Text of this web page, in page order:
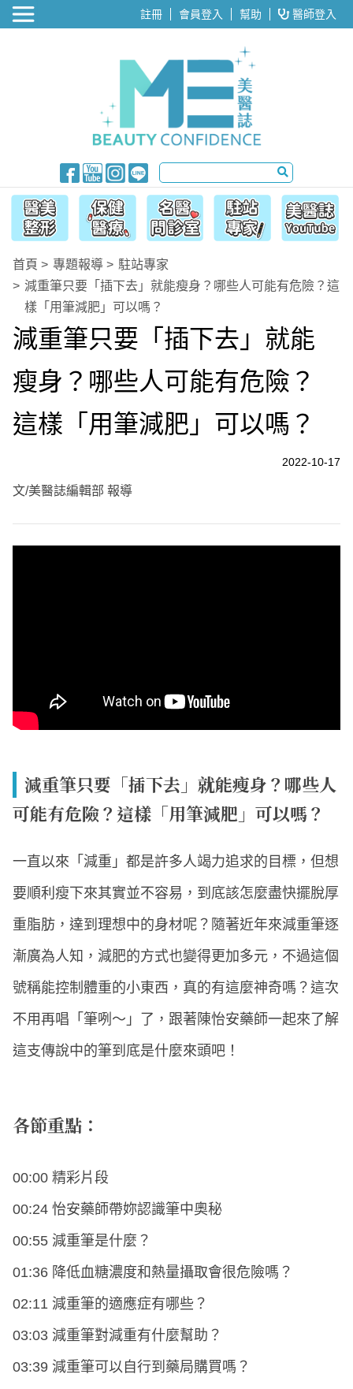
醫美整形 註冊 會員登入 幫助 醫師登入
首頁 專題報導
駐站專家
減重筆只要「插下去」就能瘦身？哪些人可能有危險？這
樣「用筆減肥」可以嗎？
減重筆只要「插下去」就能
瘦身？哪些人可能有危險？
這樣「用筆減肥」可以嗎？
2022-10-17
文/美醫誌編輯部 報導
減重筆只要「插下去」就能瘦身？哪些人
可能有危險？這樣「用筆減肥」可以嗎？
一直以來「減重」都是許多人竭力追求的目標，但想
要順利瘦下來其實並不容易，到底該怎麼盡快擺脫厚
重脂肪，達到理想中的身材呢？隨著近年來減重筆逐
漸廣為人知，減肥的方式也變得更加多元，不過這個
號稱能控制體重的小東西，真的有這麼神奇嗎？這次
不用再唱「筆咧～」了，跟著陳怡安藥師一起來了解
這支傳說中的筆到底是什麼來頭吧！
各節重點：
00:00 精彩片段
00:24 怡安藥師帶妳認識筆中奧秘
00:55 減重筆是什麼？
01:36 降低血糖濃度和熱量攝取會很危險嗎？
02:11 減重筆的適應症有哪些？
03:03 減重筆對減重有什麼幫助？
03:39 減重筆可以自行到藥局購買嗎？